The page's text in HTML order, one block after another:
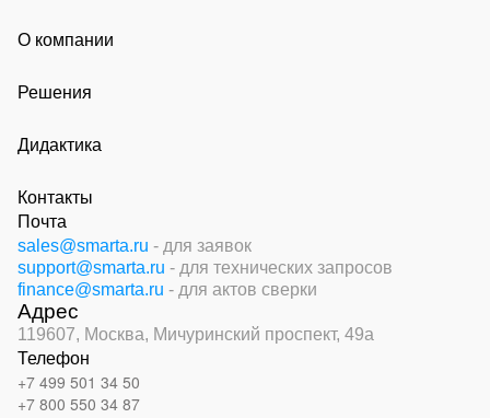
О компании
Решения
Дидактика
Контакты
Почта
sales@smarta.ru - для заявок
support@smarta.ru - для технических запросов
finance@smarta.ru - для актов сверки
Адрес
119607, Москва, Мичуринский проспект, 49а
Телефон
+7 499 501 34 50
+7 800 550 34 87